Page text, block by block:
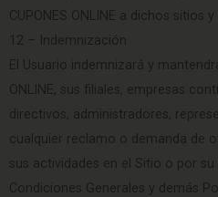
CUPONES ONLINE a dichos sitios y
12 – Indemnización
El Usuario indemnizará y
ONLINE, sus filiales, empresas
directivos, administradores,
cualquier reclamo o demanda de
sus actividades en el Sitio o por
Condiciones Generales y demás